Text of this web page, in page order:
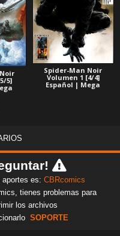
5]
Spider-Man Noir
Volumen 1 [4/4]
Español | Mega
aportes es: CBRcomics
tienes problemas para
los archivos
SOPORTE